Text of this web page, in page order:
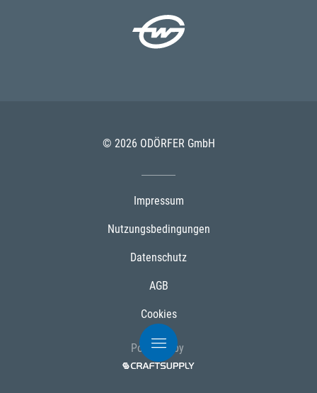
© 2026 ODÖRFER GmbH
Impressum
Nutzungsbedingungen
Datenschutz
AGB
Cookies
Powered by